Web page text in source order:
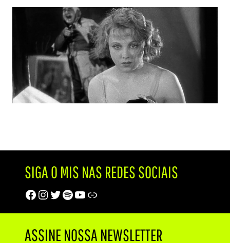
SIGA O MIS NAS REDES SOCIAIS
Facebook
Instagram
Twitter
Spotify
Youtube
Trip Advisor
ASSINE NOSSA NEWSLETTER